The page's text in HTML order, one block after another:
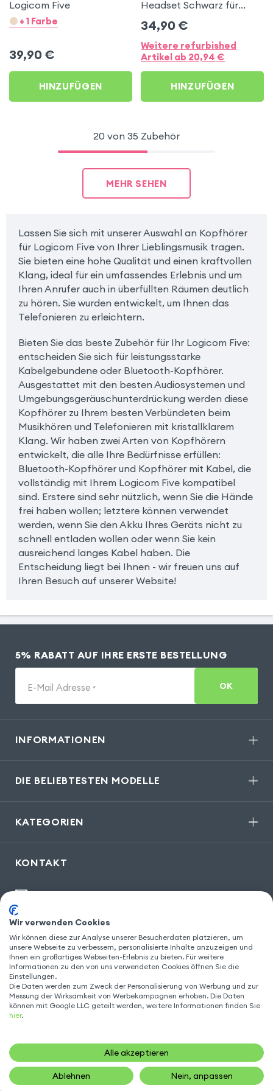
Logicom Five
+ 1 Farbe
39,90 €
HINZUFÜGEN
Headset Schwarz für
Logicom Five
34,90 €
Weitere refurbished
Artikel ab 20,94 €
HINZUFÜGEN
20 von 35 Zubehör
MEHR SEHEN
Lassen Sie sich mit unserer Auswahl an Kopfhörer
für Logicom Five von Ihrer Lieblingsmusik tragen.
Sie bieten eine hohe Qualität und einen kraftvollen
Klang, ideal für ein umfassendes Erlebnis und um
Ihren Anrufer auch in überfüllten Räumen deutlich
zu hören. Sie wurden entwickelt, um Ihnen das
Telefonieren zu erleichtern.
Bieten Sie das beste Zubehör für Ihr Logicom Five:
entscheiden Sie sich für leistungsstarke
Kabelgebundene oder Bluetooth-Kopfhörer.
Ausgestattet mit den besten Audiosystemen und
Umgebungsgeräuschunterdrückung werden diese
Kopfhörer zu Ihrem besten Verbündeten beim
Musikhören und Telefonieren mit kristallklarem
Klang. Wir haben zwei Arten von Kopfhörern
entwickelt, die alle Ihre Bedürfnisse erfüllen:
Bluetooth-Kopfhörer und Kopfhörer mit Kabel, die
vollständig mit Ihrem Logicom Five kompatibel
sind. Erstere sind sehr nützlich, wenn Sie die Hände
frei haben wollen; letztere können verwendet
werden, wenn Sie den Akku Ihres Geräts nicht zu
schnell entladen wollen oder wenn Sie kein
ausreichend langes Kabel haben. Die
Entscheidung liegt bei Ihnen - wir freuen uns auf
Ihren Besuch auf unserer Website!
5% RABATT AUF IHRE ERSTE BESTELLUNG
E-Mail Adresse * OK
INFORMATIONEN
DIE BELIEBTESTEN MODELLE
KATEGORIEN
KONTAKT
kontakt@gsm55.de
30, bis rue Girard
FOLGEN SIE UNS
Wir verwenden Cookies
Wir können diese zur Analyse unserer Besucherdaten platzieren, um
unsere Webseite zu verbessern, personalisierte Inhalte anzuzeigen und
Ihnen ein großartiges Webseiten-Erlebnis zu bieten. Für weitere
Informationen zu den von uns verwendeten Cookies öffnen Sie die
Einstellungen.
Die Daten werden zum Zweck der Personalisierung von Werbung und zur
Messung der Wirksamkeit von Werbekampagnen erhoben. Die Daten
können mit Google LLC geteilt werden, weitere Informationen finden Sie
hier.
Alle akzeptieren
Ablehnen Nein, anpassen